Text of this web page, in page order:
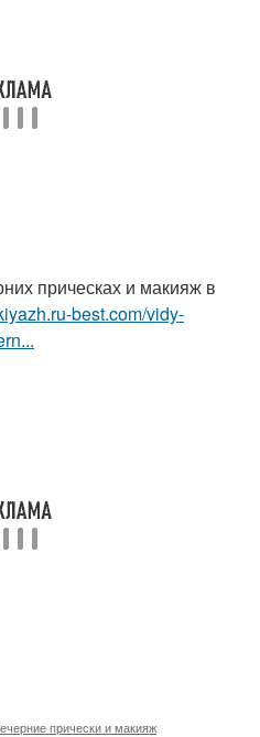
прическах и макияж в
best.com/vidy-
прически и макияж